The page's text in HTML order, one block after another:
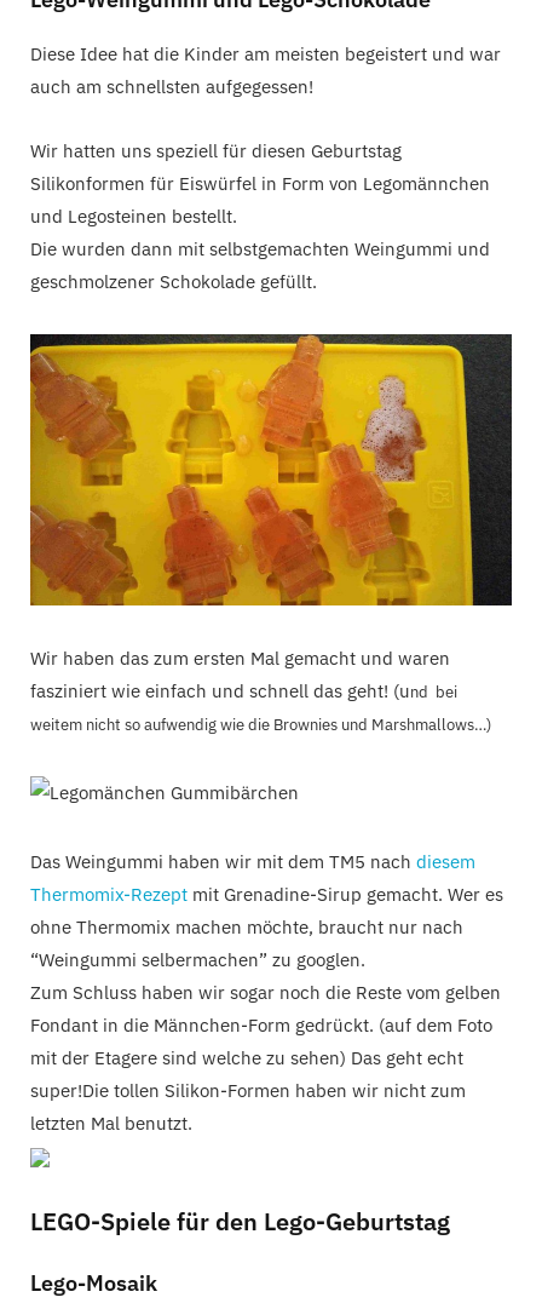
Diese Idee hat die Kinder am meisten begeistert und war
auch am schnellsten aufgegessen!
Wir hatten uns speziell für diesen Geburtstag
Silikonformen für Eiswürfel in Form von Legomännchen
und Legosteinen bestellt.
Die wurden dann mit selbstgemachten Weingummi und
geschmolzener Schokolade gefüllt.
Wir haben das zum ersten Mal gemacht und waren
fasziniert wie einfach und schnell das geht! (und bei
weitem nicht so aufwendig wie die Brownies und Marshmallows…)
Das Weingummi haben wir mit dem TM5 nach diesem
Thermomix-Rezept mit Grenadine-Sirup gemacht. Wer es
ohne Thermomix machen möchte, braucht nur nach
“Weingummi selbermachen” zu googlen.
Zum Schluss haben wir sogar noch die Reste vom gelben
Fondant in die Männchen-Form gedrückt. (auf dem Foto
mit der Etagere sind welche zu sehen) Das geht echt
super!Die tollen Silikon-Formen haben wir nicht zum
letzten Mal benutzt.
LEGO-Spiele für den Lego-Geburtstag
Lego-Mosaik